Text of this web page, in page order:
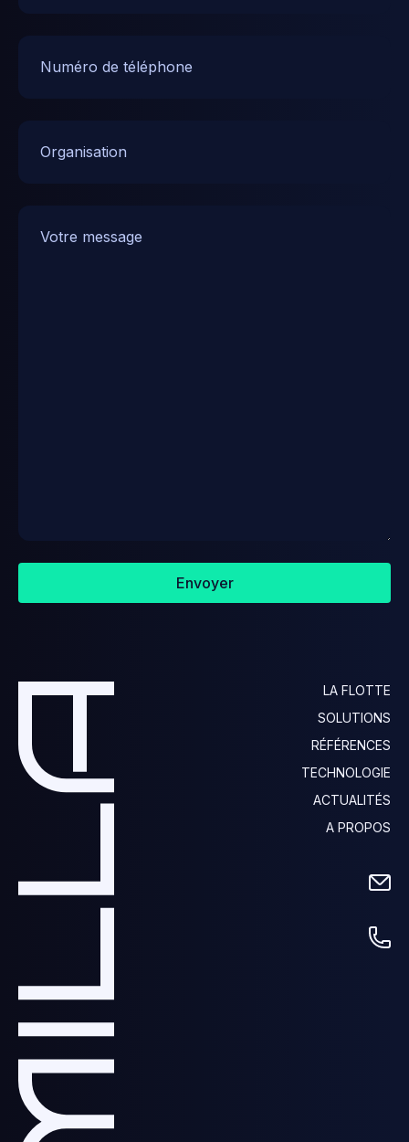
Envoyer
LA FLOTTE
SOLUTIONS
RÉFÉRENCES
TECHNOLOGIE
ACTUALITÉS
A PROPOS